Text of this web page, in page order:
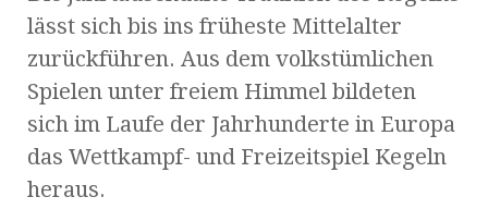
lässt sich bis ins früheste Mittelalter
zurückführen. Aus dem volkstümlichen
Spielen unter freiem Himmel bildeten
sich im Laufe der Jahrhunderte in Europa
das Wettkampf- und Freizeitspiel Kegeln
heraus.